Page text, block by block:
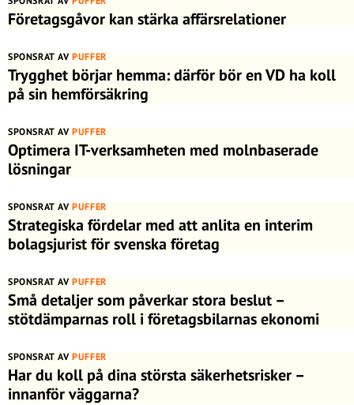
Företagsgåvor kan stärka affärsrelationer
SPONSRAT AVPUFFER
Trygghet börjar hemma: därför bör en VD ha koll
på sin hemförsäkring
SPONSRAT AVPUFFER
Optimera IT-verksamheten med molnbaserade
lösningar
SPONSRAT AVPUFFER
Strategiska fördelar med att anlita en interim
bolagsjurist för svenska företag
SPONSRAT AVPUFFER
Små detaljer som påverkar stora beslut –
stötdämparnas roll i företagsbilarnas ekonomi
SPONSRAT AVPUFFER
Har du koll på dina största säkerhetsrisker –
innanför väggarna?